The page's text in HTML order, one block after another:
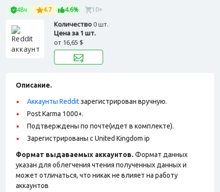
48ч 4.7 4.6% 10+
Количество0 шт.
Цена за 1 шт.
от 16,65 $
Описание.
Аккаунты Redditзарегистрирован вручную.
Post Karma 1000+.
Подтверждены по почте(идет в комплекте).
Зарегистрированы с United Kingdom ip
Формат выдаваемых аккаунтов. Формат данных
указан для облегчения чтения полученных данных и
может отличаться, что никак не влияет на работу
аккаунтов